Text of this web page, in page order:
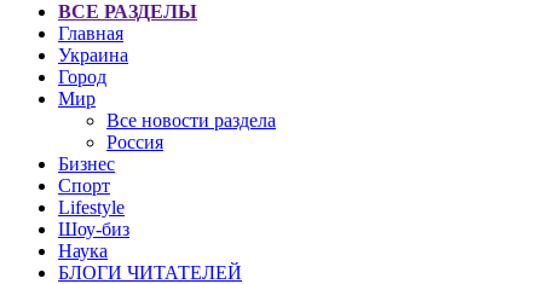
ВСЕ РАЗДЕЛЫ
Главная
Украина
Город
Мир
Все новости раздела
Россия
Бизнес
Спорт
Lifestyle
Шоу-биз
Наука
БЛОГИ ЧИТАТЕЛЕЙ